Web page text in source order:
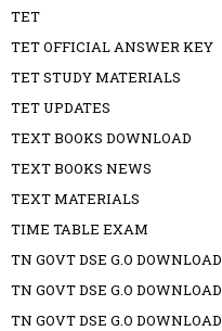
TET
TET OFFICIAL ANSWER KEY
TET STUDY MATERIALS
TET UPDATES
TEXT BOOKS DOWNLOAD
TEXT BOOKS NEWS
TEXT MATERIALS
TIME TABLE EXAM
TN GOVT DSE G.O
TN GOVT DSE G.O
TN GOVT DSE G.O